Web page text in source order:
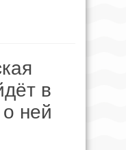
в
ней